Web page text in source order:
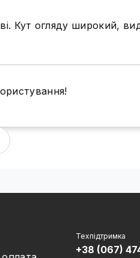
ви
. Камера має
(плач дитини, гавкіт
Кут огляду широкий,
Техпідтримка
+38 (067)